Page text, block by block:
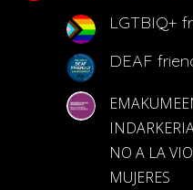
LGTBIQ+
DEAF
NO A LA
MUJERES